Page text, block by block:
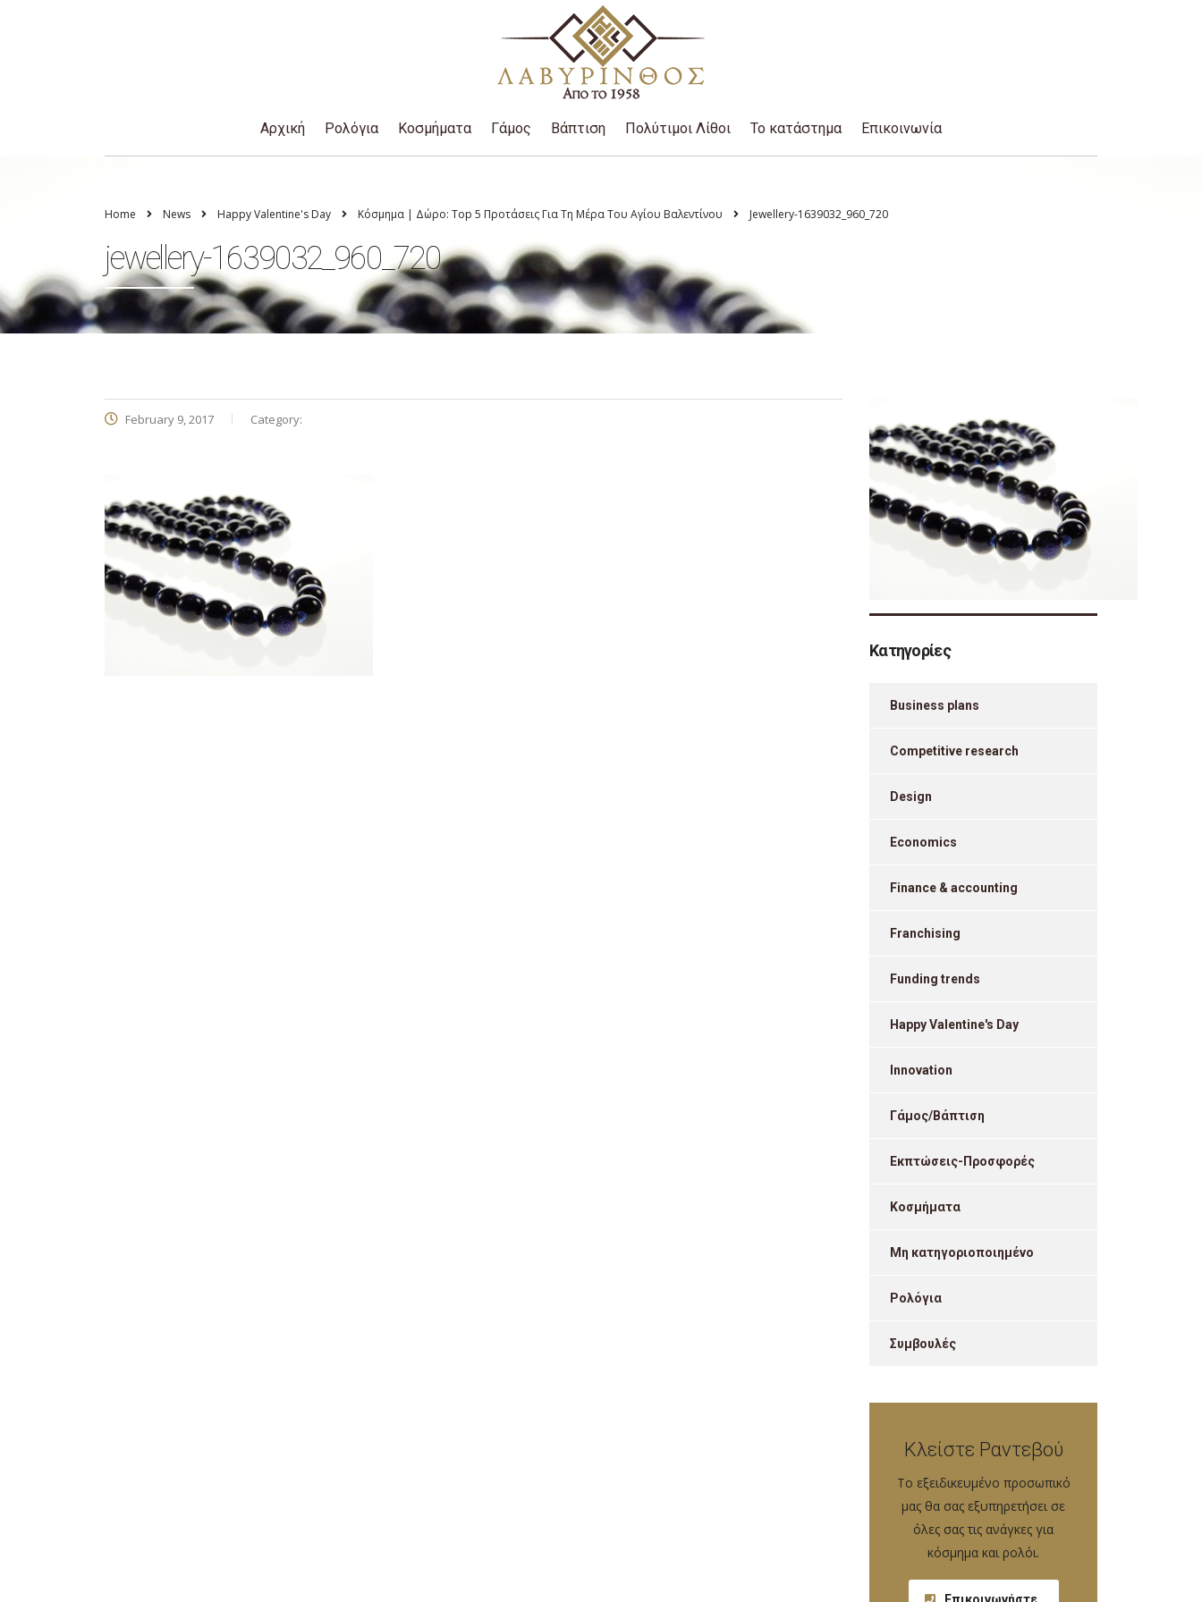
Αρχική Ρολόγια Κοσμήματα Γάμος Βάπτιση Πολύτιμοι Λίθοι Το κατάστημα Επικοινωνία
Home News Happy Valentine's Day Κόσμημα | Δώρο: Top 5 Προτάσεις Για Τη Μέρα Του Αγίου Βαλεντίνου Jewellery-1639032_960_720
jewellery-1639032_960_720
February 9, 2017 Category:
Κατηγορίες
Business plans
Competitive research
Design
Economics
Finance & accounting
Franchising
Funding trends
Happy Valentine's Day
Innovation
Γάμος/Βάπτιση
Εκπτώσεις-Προσφορές
Κοσμήματα
Μη κατηγοριοποιημένο
Ρολόγια
Συμβουλές
Κλείστε Ραντεβού
Tο εξειδικευμένο προσωπικό
μας θα σας εξυπηρετήσει σε
όλες σας τις ανάγκες για
κόσμημα και ρολόι.